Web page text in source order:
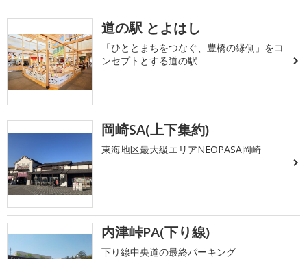
道の駅 とよはし
「ひととまちをつなぐ、豊橋の縁側」をコ
ンセプトとする道の駅
岡崎SA(上下集約)
東海地区最大級エリアNEOPASA岡崎
内津峠PA(下り線)
下り線中央道の最終パーキング